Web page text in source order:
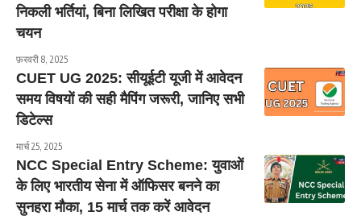
निकली भर्तियां, बिना लिखित परीक्षा के होगा
चयन
फ़रवरी 8, 2025
CUET UG 2025: सीयूईटी यूजी में आवेदन
समय विषयों की सही मैपिंग जरूरी, जानिए सभी
डिटेल्स
मार्च 25, 2025
NCC Special Entry Scheme: युवाओं
के लिए भारतीय सेना में ऑफिसर बनने का
सुनहरा मौका, 15 मार्च तक करें आवेदन